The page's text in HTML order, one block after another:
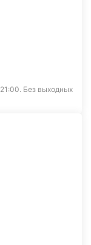
Без выходных